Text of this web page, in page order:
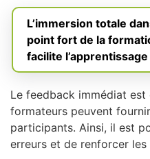
L’immersion totale
point fort de la
facilite
Le feedback immédiat
formateurs peuvent
participants. Ainsi, il est
erreurs et de renforcer les